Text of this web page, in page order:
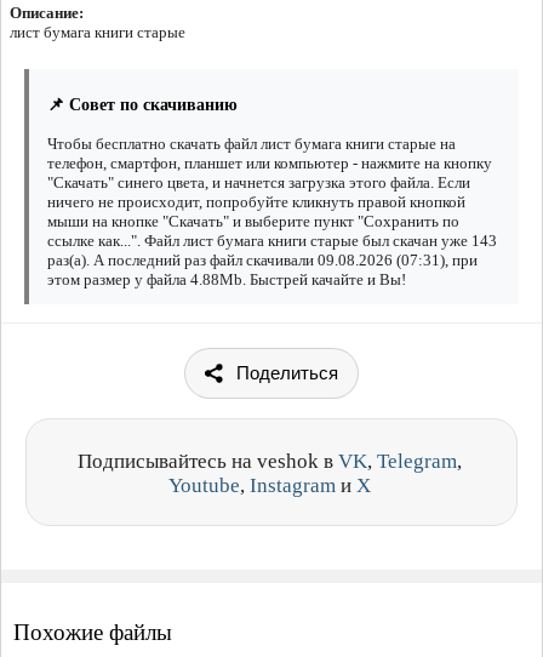
Описание:
лист бумага книги старые
📌 Совет по скачиванию
Чтобы бесплатно скачать файл лист бумага книги старые на
телефон, смартфон, планшет или компьютер - нажмите на кнопку
"Скачать" синего цвета, и начнется загрузка этого файла. Если
ничего не происходит, попробуйте кликнуть правой кнопкой
мыши на кнопке "Скачать" и выберите пункт "Сохранить по
ссылке как...". Файл лист бумага книги старые был скачан уже 143
раз(а). А последний раз файл скачивали 09.08.2026 (07:31), при
этом размер у файла 4.88Mb. Быстрей качайте и Вы!
Поделиться
Подписывайтесь на veshok в VK, Telegram,
Youtube, Instagram и X
Похожие файлы